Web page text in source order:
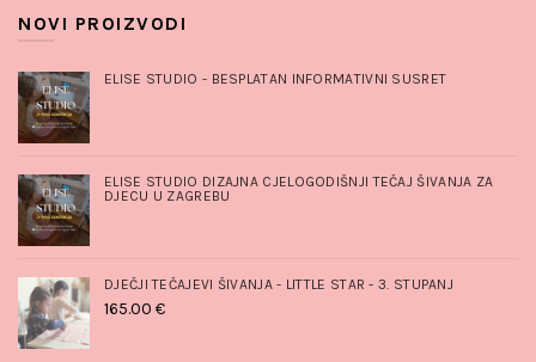
NOVI PROIZVODI
ELISE STUDIO - BESPLATAN INFORMATIVNI SUSRET
ELISE STUDIO DIZAJNA CJELOGODIŠNJI TEČAJ ŠIVANJA ZA
DJECU U ZAGREBU
DJEČJI TEČAJEVI ŠIVANJA - LITTLE STAR - 3. STUPANJ
165.00 €